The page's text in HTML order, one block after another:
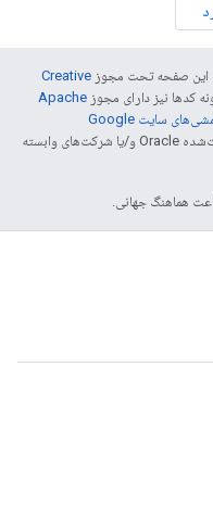
این صفحه تحت مجوز Creative
کدها نیز دارای مجوز Apache
خطمشی‌های سایت Google
مراجعه کنید. جاوا علامت تجاری ثبت‌شده Oracle و/یا شرکت‌های وابسته